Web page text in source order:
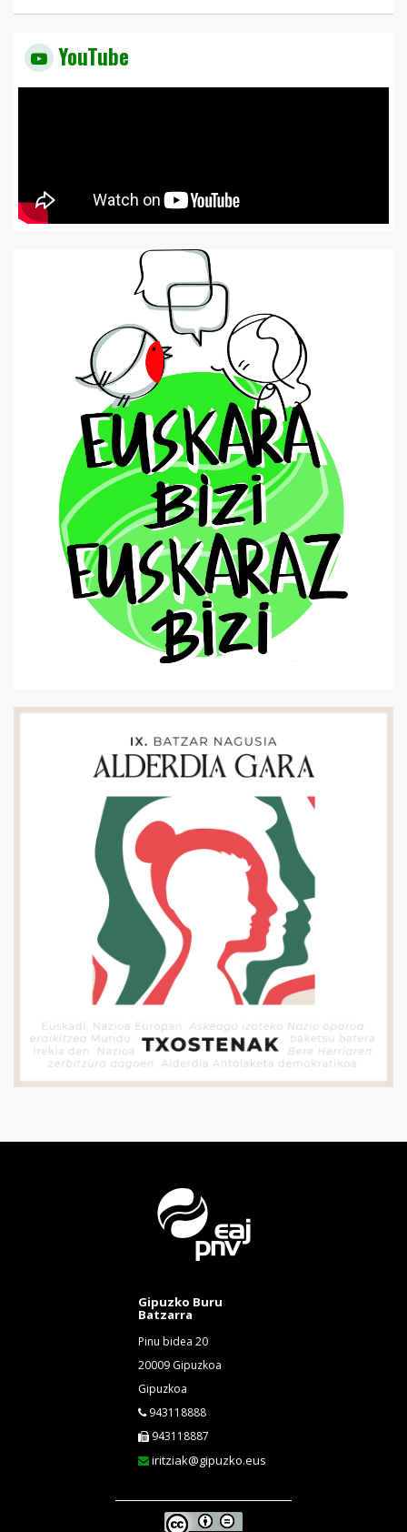
YouTube
Gipuzko Buru
Batzarra
Pinu bidea 20
20009 Gipuzkoa
Gipuzkoa
943118888
943118887
iritziak@gipuzko.eus